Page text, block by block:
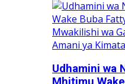
Udhamini wa